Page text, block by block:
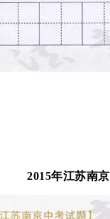
2015年江苏南